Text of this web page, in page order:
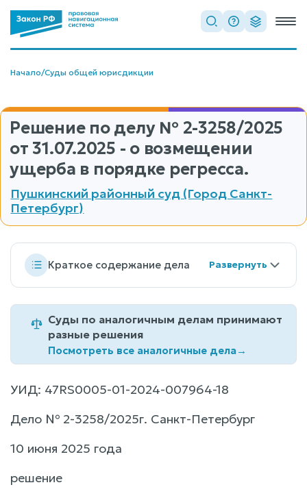
Начало/Суды общей юрисдикции
Решение по делу № 2-3258/2025
от 31.07.2025 - о возмещении
ущерба в порядке регресса.
Пушкинский районный суд (Город Санкт-
Петербург)
Краткое содержание дела
Суды по аналогичным делам принимают
разные решения
Посмотреть все аналогичные дела→
УИД: 47RS0005-01-2024-007964-18
Дело № 2-3258/2025г. Санкт-Петербург
10 июня 2025 года
решение